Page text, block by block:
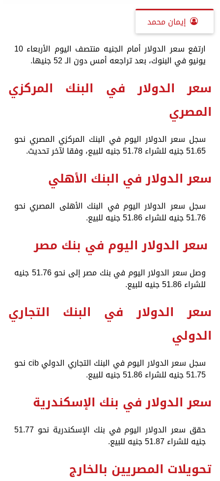
إيمان محمد
ارتفع سعر الدولار أمام الجنيه منتصف اليوم الأربعاء 10
يونيو في البنوك، بعد تراجعه أمس دون الـ 52 جنيها.
سعر الدولار في البنك المركزي
المصري
سجل سعر الدولار اليوم في البنك المركزي المصري نحو
51.65 جنيه للشراء 51.78 جنيه للبيع، وفقا لآخر تحديث.
سعر الدولار في البنك الأهلي
سجل سعر الدولار اليوم في البنك الأهلى المصري نحو
51.76 جنيه للشراء 51.86 جنيه للبيع.
سعر الدولار اليوم في بنك مصر
وصل سعر الدولار اليوم في بنك مصر إلى نحو 51.76 جنيه
للشراء 51.86 جنيه للبيع.
سعر الدولار في البنك التجاري
الدولي
سجل سعر الدولار اليوم في البنك التجاري الدولي cib نحو
51.75 جنيه للشراء 51.86 جنيه للبيع.
سعر الدولار في بنك الإسكندرية
حقق سعر الدولار اليوم في بنك الإسكندرية نحو 51.77
جنيه للشراء 51.87 جنيه للبيع.
تحويلات المصريين بالخارج